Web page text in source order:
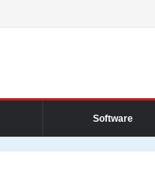
Software